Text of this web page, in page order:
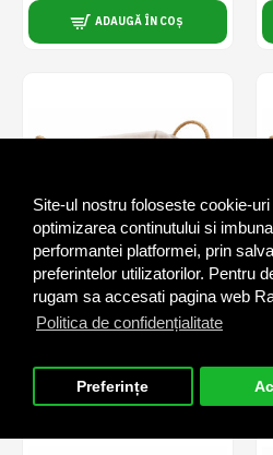
Site-ul nostru foloseste cookie-
optimizarea continutului si
performantei platformei, prin
preferintelor utilizatorilor. Pentru
rugam sa accesati pagina web
Politica de confidențialitate
Preferințe
ADAUGĂ ÎN COȘ
Cos paine ratan mare, design
traditional, 37x27x18 cm
45,00 RON